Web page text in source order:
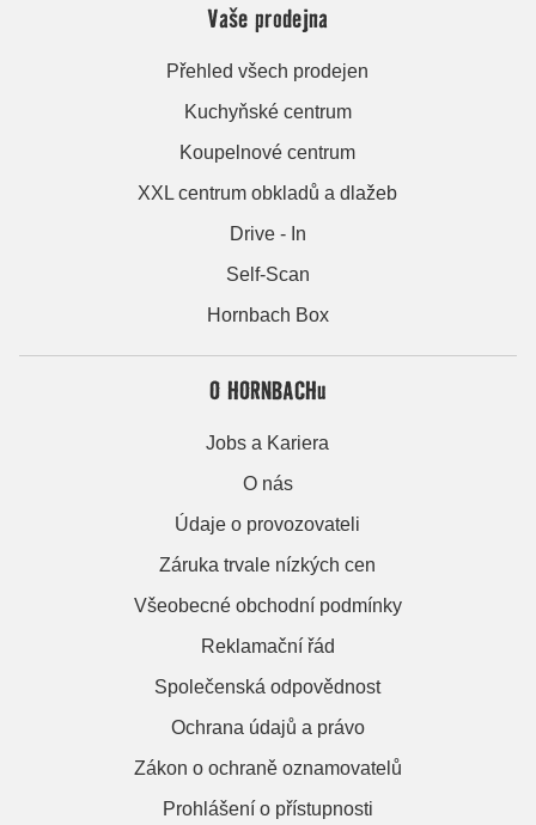
Vaše prodejna
Přehled všech prodejen
Kuchyňské centrum
Koupelnové centrum
XXL centrum obkladů a dlažeb
Drive - In
Self-Scan
Hornbach Box
O HORNBACHu
Jobs a Kariera
O nás
Údaje o provozovateli
Záruka trvale nízkých cen
Všeobecné obchodní podmínky
Reklamační řád
Společenská odpovědnost
Ochrana údajů a právo
Zákon o ochraně oznamovatelů
Prohlášení o přístupnosti